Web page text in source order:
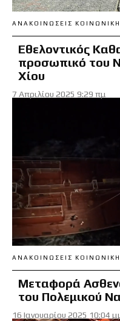
ΑΝΑΚΟΙΝΏΣΕΙΣ
Εθελοντικός
προσωπικό του
Χίου
7 Απριλίου 2025 9:29 πμ
ΑΝΑΚΟΙΝΏΣΕΙΣ
Μεταφορά
του Πολεμικού
16 Ιανουαρίου 2025 10:04